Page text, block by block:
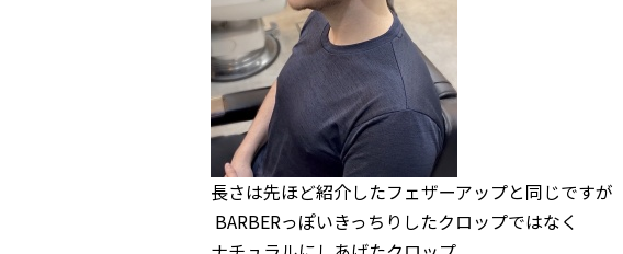
長さは先ほど紹介したフェザーアップと同じですが
BARBERっぽいきっちりしたクロップではなく